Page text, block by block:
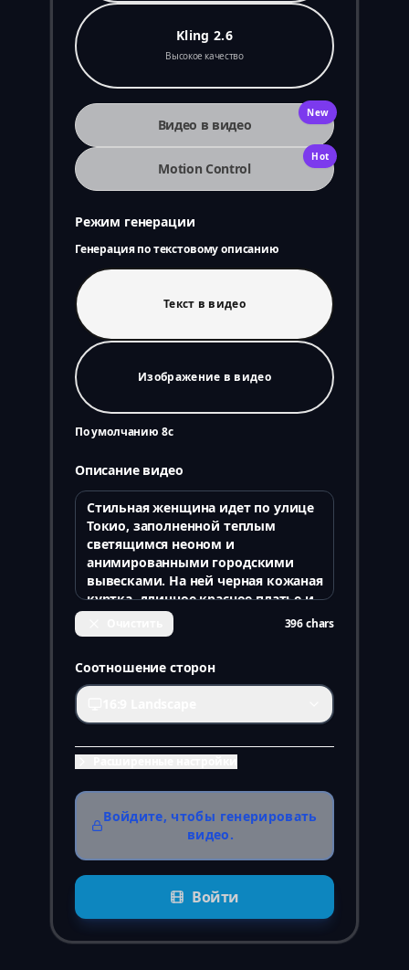
Kling 2.6
Высокое качество
Видео в видео
New
Motion Control
Hot
Режим генерации
Генерация по текстовому описанию
Текст в видео
Изображение в видео
По умолчанию 8с
Описание видео
396chars
Соотношение сторон
Войдите, чтобы генерировать
видео.
Войти